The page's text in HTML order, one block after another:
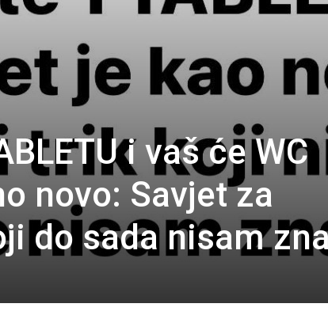
i vaš će WC
novo: Savjet za
do sada nisam